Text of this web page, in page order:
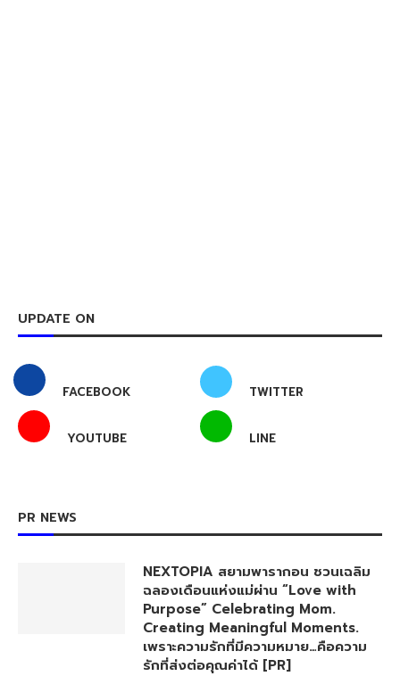
UPDATE ON
FACEBOOK TWITTER
YOUTUBE LINE
PR NEWS
NEXTOPIA สยามพารากอน ชวนเฉลิม
ฉลองเดือนแห่งแม่ผ่าน “Love with
Purpose” Celebrating Mom.
Creating Meaningful Moments.
เพราะความรักที่มีความหมาย…คือความ
รักที่ส่งต่อคุณค่าได้ [PR]